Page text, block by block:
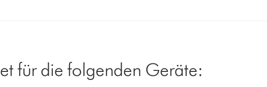
für die folgenden Geräte: